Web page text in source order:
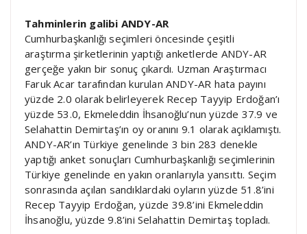
Tahminlerin galibi ANDY-AR
Cumhurbaşkanlığı seçimleri öncesinde çeşitli
araştırma şirketlerinin yaptığı anketlerde ANDY-AR
gerçeğe yakın bir sonuç çıkardı. Uzman Araştırmacı
Faruk Acar tarafından kurulan ANDY-AR hata payını
yüzde 2.0 olarak belirleyerek Recep Tayyip Erdoğan’ı
yüzde 53.0, Ekmeleddin İhsanoğlu’nun yüzde 37.9 ve
Selahattin Demirtaş’ın oy oranını 9.1 olarak açıklamıştı.
ANDY-AR’ın Türkiye genelinde 3 bin 283 denekle
yaptığı anket sonuçları Cumhurbaşkanlığı seçimlerinin
Türkiye genelinde en yakın oranlarıyla yansıttı. Seçim
sonrasında açılan sandıklardaki oyların yüzde 51.8’ini
Recep Tayyip Erdoğan, yüzde 39.8’ini Ekmeleddin
İhsanoğlu, yüzde 9.8’ini Selahattin Demirtaş topladı.